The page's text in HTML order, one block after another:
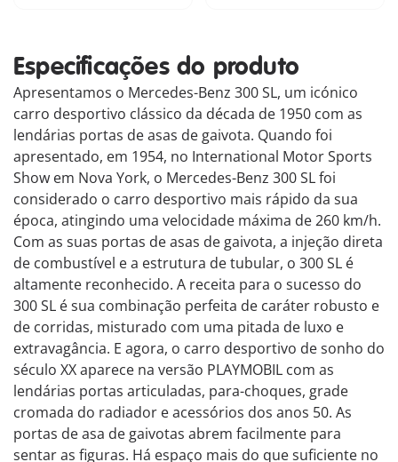
Especificações do produto
Apresentamos o Mercedes-Benz 300 SL, um icónico
carro desportivo clássico da década de 1950 com as
lendárias portas de asas de gaivota. Quando foi
apresentado, em 1954, no International Motor Sports
Show em Nova York, o Mercedes-Benz 300 SL foi
considerado o carro desportivo mais rápido da sua
época, atingindo uma velocidade máxima de 260 km/h.
Com as suas portas de asas de gaivota, a injeção direta
de combustível e a estrutura de tubular, o 300 SL é
altamente reconhecido. A receita para o sucesso do
300 SL é sua combinação perfeita de caráter robusto e
de corridas, misturado com uma pitada de luxo e
extravagância. E agora, o carro desportivo de sonho do
século XX aparece na versão PLAYMOBIL com as
lendárias portas articuladas, para-choques, grade
cromada do radiador e acessórios dos anos 50. As
portas de asa de gaivotas abrem facilmente para
sentar as figuras. Há espaço mais do que suficiente no